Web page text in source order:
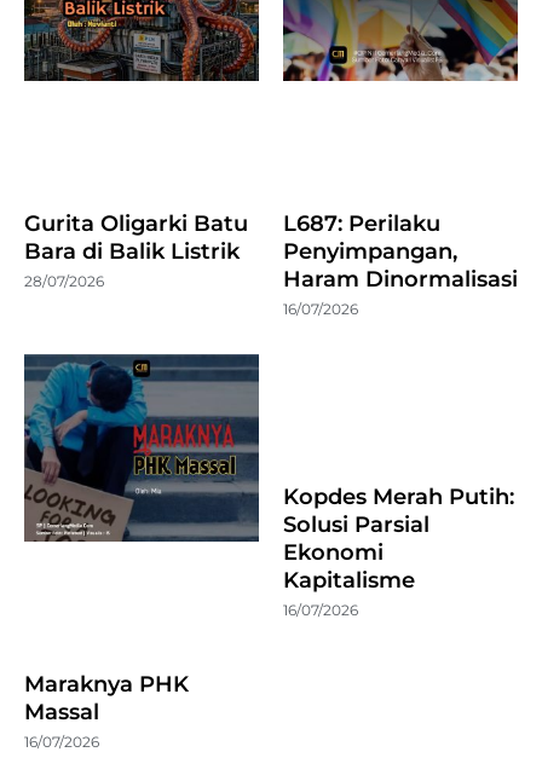
Gurita Oligarki Batu
Bara di Balik Listrik
28/07/2026
L687: Perilaku
Penyimpangan,
Haram Dinormalisasi
16/07/2026
Maraknya PHK
Massal
16/07/2026
Kopdes Merah Putih:
Solusi Parsial
Ekonomi
Kapitalisme
16/07/2026